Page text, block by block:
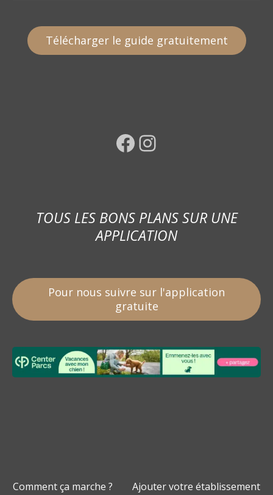
Télécharger le guide gratuitement
Facebook Instagram
TOUS LES BONS PLANS SUR UNE
APPLICATION
Pour nous suivre sur l'application
gratuite
Comment ça marche ? Ajouter votre établissement